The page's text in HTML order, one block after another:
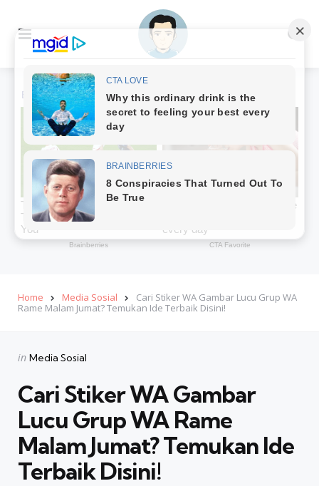
Menu
Home Media Sosial
Cari Stiker WA Gambar Lucu Grup WA
Rame Malam Jumat? Temukan Ide Terbaik Disini!
Categories
Posted
in Media Sosial
Cari Stiker WA Gambar
Lucu Grup WA Rame
Malam Jumat? Temukan Ide
Terbaik Disini!